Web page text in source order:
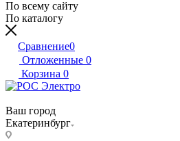
По всему сайту
По каталогу
Сравнение0
Отложенные 0
Корзина 0
Ваш город
Екатеринбург